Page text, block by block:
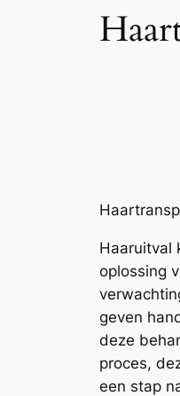
Haaruitval
oplossing
geven
deze
proces,
een stap